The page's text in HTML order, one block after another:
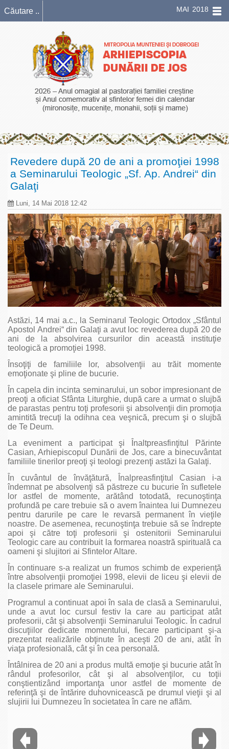
MAI 2018
Revedere după 20 de ani a promoţiei 1998
a Seminarului Teologic „Sf. Ap. Andrei“ din
Galaţi
Luni, 14 Mai 2018 12:42
Astăzi, 14 mai a.c., la Seminarul Teologic Ortodox „Sfântul
Apostol Andrei“ din Galaţi a avut loc revederea după 20 de
ani de la absolvirea cursurilor din această instituţie
teologică a promoţiei 1998.
Însoţiţi de familiile lor, absolvenţii au trăit momente
emoţionate şi pline de bucurie.
În capela din incinta seminarului, un sobor impresionant de
preoţi a oficiat Sfânta Liturghie, după care a urmat o slujbă
de parastas pentru toţi profesorii şi absolvenţii din promoţia
amintită trecuţi la odihna cea veşnică, precum şi o slujbă
de Te Deum.
La eveniment a participat şi Înaltpreasfinţitul Părinte
Casian, Arhiepiscopul Dunării de Jos, care a binecuvântat
familiile tinerilor preoţi şi teologi prezenţi astăzi la Galaţi.
În cuvântul de învăţătură, Înalpreasfinţitul Casian i-a
îndemnat pe absolvenţi să păstreze cu bucurie în sufletele
lor astfel de momente, arătând totodată, recunoştinţa
profundă pe care trebuie să o avem înaintea lui Dumnezeu
pentru darurile pe care le revarsă permanent în vieţile
noastre. De asemenea, recunoştinţa trebuie să se îndrepte
apoi şi către toţi profesorii şi ostenitorii Seminarului
Teologic care au contribuit la formarea noastră spirituală ca
oameni şi slujitori ai Sfintelor Altare.
În continuare s-a realizat un frumos schimb de experienţă
între absolvenţii promoţiei 1998, elevii de liceu şi elevii de
la clasele primare ale Seminarului.
Programul a continuat apoi în sala de clasă a Seminarului,
unde a avut loc cursul festiv la care au participat atât
profesorii, cât şi absolvenţii Seminarului Teologic. În cadrul
discuţiilor dedicate momentului, fiecare participant şi-a
prezentat realizările obţinute în aceşti 20 de ani, atât în
viaţa profesională, cât şi în cea personală.
Întâlnirea de 20 ani a produs multă emoţie şi bucurie atât în
rândul profesorilor, cât şi al absolvenţilor, cu toţii
conştientizând importanţa unor astfel de momente de
referinţă şi de întărire duhovnicească pe drumul vieţii şi al
slujirii lui Dumnezeu în societatea în care ne aflăm.